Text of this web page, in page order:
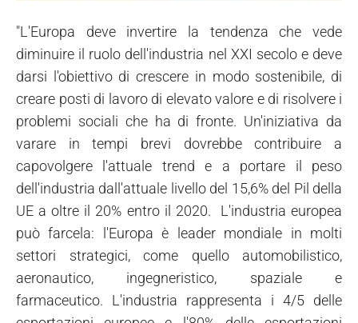
"L'Europa deve invertire la tendenza che vede
diminuire il ruolo dell'industria nel XXI secolo e deve
darsi l'obiettivo di crescere in modo sostenibile, di
creare posti di lavoro di elevato valore e di risolvere i
problemi sociali che ha di fronte. Un'iniziativa da
varare in tempi brevi dovrebbe contribuire a
capovolgere l'attuale trend e a portare il peso
dell'industria dall'attuale livello del 15,6% del Pil della
UE a oltre il 20% entro il 2020. L'industria europea
può farcela: l'Europa è leader mondiale in molti
settori strategici, come quello automobilistico,
aeronautico, ingegneristico, spaziale e
farmaceutico. L'industria rappresenta i 4/5 delle